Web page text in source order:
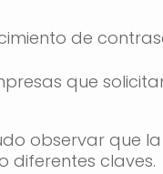
de
que
observar que
diferentes claves.